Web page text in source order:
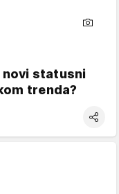
novi statusni
trenda?